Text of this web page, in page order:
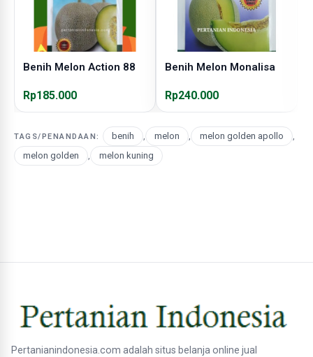
Benih Melon Action 88
Rp185.000
Benih Melon Monalisa
Rp240.000
TAGS/PENANDAAN: benih , melon , melon golden apollo
,
melon golden
, melon kuning
Pertanianindonesia.com adalah situs belanja online jual